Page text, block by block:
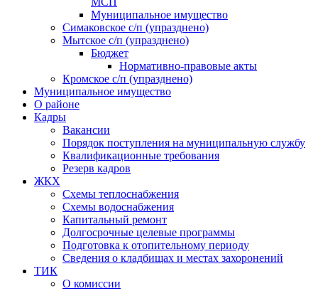
Муниципальное имущество
Симаковское с/п (упразднено)
Мытское с/п (упразднено)
Бюджет
Нормативно-правовые акты
Кромское с/п (упразднено)
Муниципальное имущество
О районе
Кадры
Вакансии
Порядок поступления на муниципальную службу
Квалификационные требования
Резерв кадров
ЖКХ
Схемы теплоснабжения
Схемы водоснабжения
Капитальный ремонт
Долгосрочные целевые программы
Подготовка к отопительному периоду
Сведения о кладбищах и местах захоронений
ТИК
О комиссии